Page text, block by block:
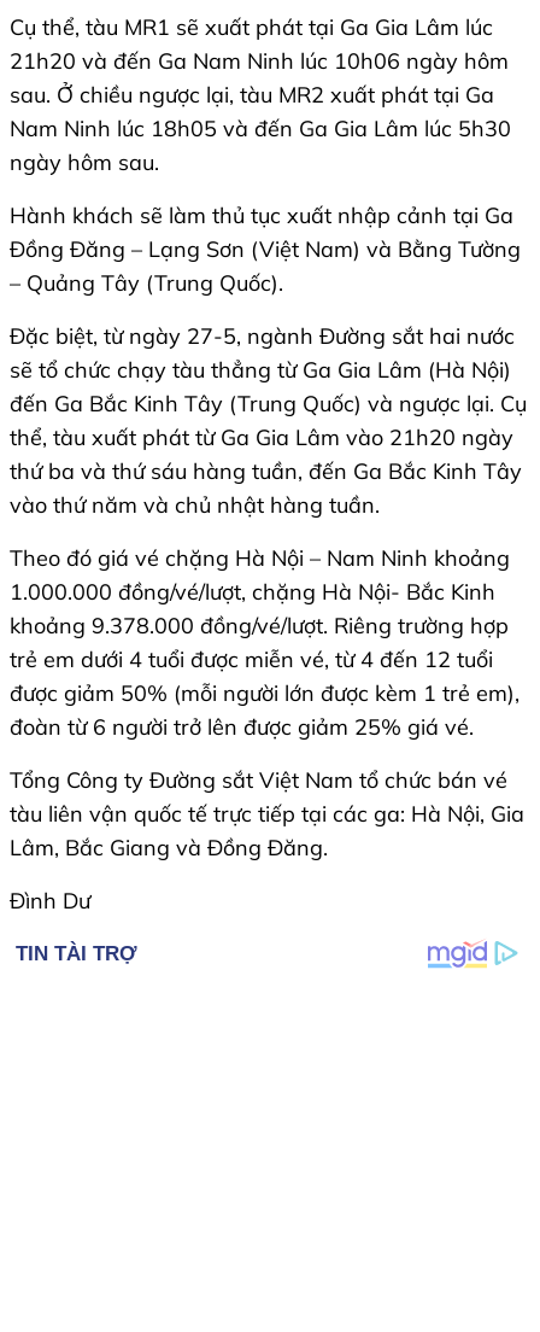
Cụ thể, tàu MR1 sẽ xuất phát tại Ga Gia Lâm lúc
21h20 và đến Ga Nam Ninh lúc 10h06 ngày hôm
sau. Ở chiều ngược lại, tàu MR2 xuất phát tại Ga
Nam Ninh lúc 18h05 và đến Ga Gia Lâm lúc 5h30
ngày hôm sau.
Hành khách sẽ làm thủ tục xuất nhập cảnh tại Ga
Đồng Đăng – Lạng Sơn (Việt Nam) và Bằng Tường
– Quảng Tây (Trung Quốc).
Đặc biệt, từ ngày 27-5, ngành Đường sắt hai nước
sẽ tổ chức chạy tàu thẳng từ Ga Gia Lâm (Hà Nội)
đến Ga Bắc Kinh Tây (Trung Quốc) và ngược lại. Cụ
thể, tàu xuất phát từ Ga Gia Lâm vào 21h20 ngày
thứ ba và thứ sáu hàng tuần, đến Ga Bắc Kinh Tây
vào thứ năm và chủ nhật hàng tuần.
Theo đó giá vé chặng Hà Nội – Nam Ninh khoảng
1.000.000 đồng/vé/lượt, chặng Hà Nội- Bắc Kinh
khoảng 9.378.000 đồng/vé/lượt. Riêng trường hợp
trẻ em dưới 4 tuổi được miễn vé, từ 4 đến 12 tuổi
được giảm 50% (mỗi người lớn được kèm 1 trẻ em),
đoàn từ 6 người trở lên được giảm 25% giá vé.
Tổng Công ty Đường sắt Việt Nam tổ chức bán vé
tàu liên vận quốc tế trực tiếp tại các ga: Hà Nội, Gia
Lâm, Bắc Giang và Đồng Đăng.
Đình Dư